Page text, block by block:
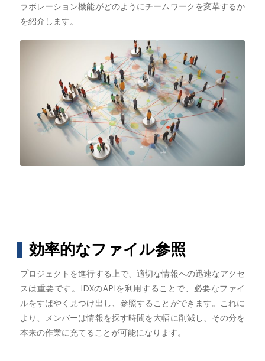
ラボレーション機能がどのようにチームワークを変革するか
を紹介します。
効率的なファイル参照
プロジェクトを進行する上で、適切な情報への迅速なアクセ
スは重要です。IDXのAPIを利用することで、必要なファイ
ルをすばやく見つけ出し、参照することができます。これに
より、メンバーは情報を探す時間を大幅に削減し、その分を
本来の作業に充てることが可能になります。